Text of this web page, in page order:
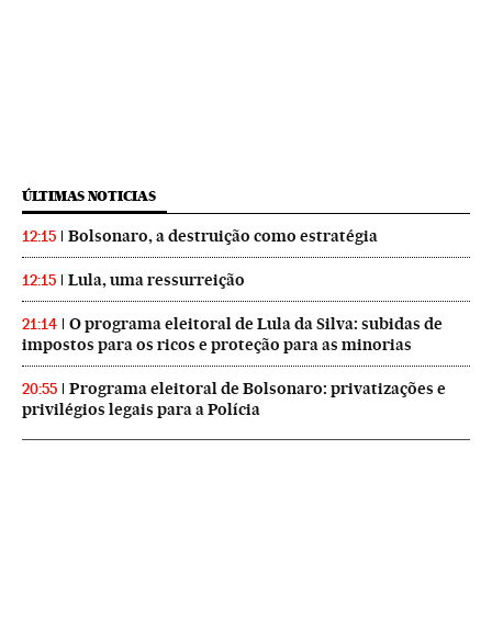
ÚLTIMAS NOTICIAS
12:15 Bolsonaro, a destruição como estratégia
12:15 Lula, uma ressurreição
21:14
O programa eleitoral de Lula da Silva: subidas de
impostos para os ricos e proteção para as minorias
20:55
Programa eleitoral de Bolsonaro: privatizações e
privilégios legais para a Polícia